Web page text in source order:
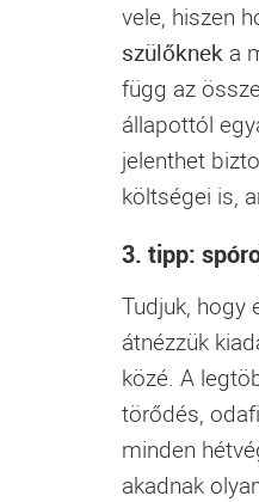
vele, hiszen
szülőknek a
függ az
állapottól
jelenthet
költségei is,
3. tipp:
Tudjuk, hogy
átnézzük
közé. A
törődés,
minden
akadnak